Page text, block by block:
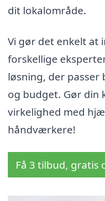
dit lokalområde.
Vi gør det enkelt at
forskellige
løsning, der passer
og budget. Gør din
virkelighed med
håndværkere!
Få 3 tilbud, gratis